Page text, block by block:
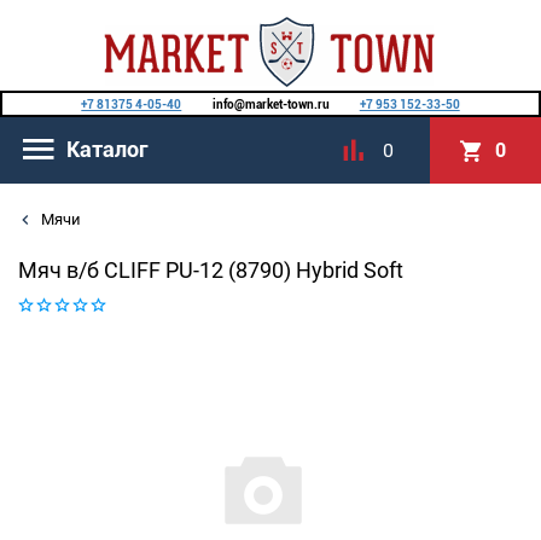
+7 81375 4-05-40 info@market-town.ru +7 953 152-33-50
Каталог 0 0
Мячи
Мяч в/б CLIFF PU-12 (8790) Hybrid Soft